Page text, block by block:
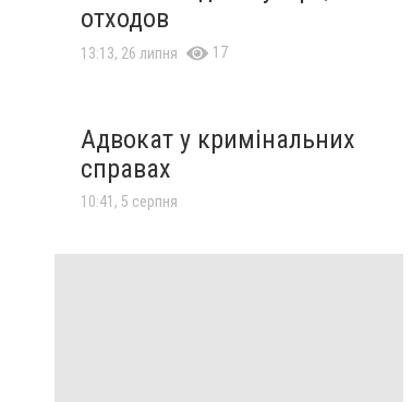
отходов
13:13, 26 липня 17
Адвокат у кримінальних
справах
10:41, 5 серпня